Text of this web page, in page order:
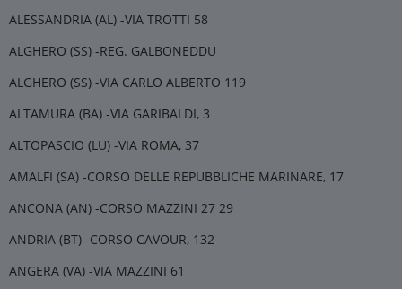
ALESSANDRIA (AL) -VIA TROTTI 58
ALGHERO (SS) -REG. GALBONEDDU
ALGHERO (SS) -VIA CARLO ALBERTO 119
ALTAMURA (BA) -VIA GARIBALDI, 3
ALTOPASCIO (LU) -VIA ROMA, 37
AMALFI (SA) -CORSO DELLE REPUBBLICHE MARINARE, 17
ANCONA (AN) -CORSO MAZZINI 27 29
ANDRIA (BT) -CORSO CAVOUR, 132
ANGERA (VA) -VIA MAZZINI 61